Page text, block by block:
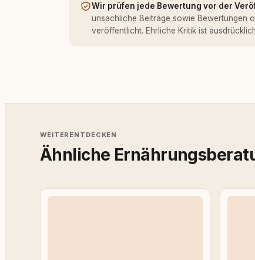
Wir prüfen jede Bewertung vor der
unsachliche Beiträge sowie Bewertungen
veröffentlicht. Ehrliche Kritik ist
WEITERENTDECKEN
Ähnliche